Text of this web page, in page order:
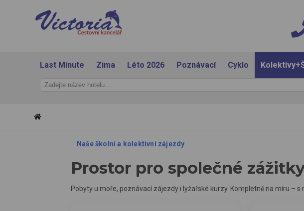
Last Minute Zima Léto 2026 Poznávací Cyklo
Naše školní a kolektivní zájezdy
Prostor pro společné
Pobyty u moře, poznávací zájezdy i lyžařské kurzy. Kompletně na míru –